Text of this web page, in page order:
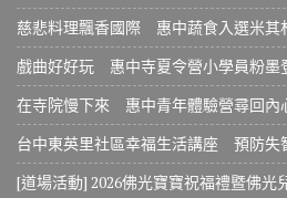
慈悲料理飄香國際 惠中蔬食入選米其
戲曲好好玩 惠中寺夏令營小學員粉墨
在寺院慢下來 惠中青年體驗營尋回內
台中東英里社區幸福生活講座 預防失
[道場活動] 2026佛光寶寶祝福禮暨佛光